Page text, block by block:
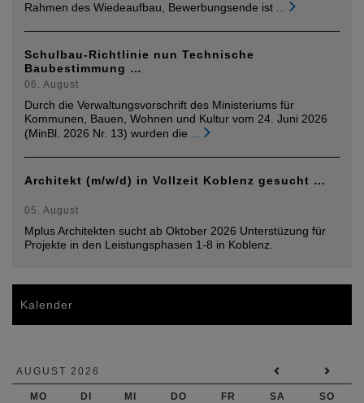
Rahmen des Wiedeaufbau, Bewerbungsende ist
Schulbau-Richtlinie nun Technische
Baubestimmung …
06. August
Durch die Verwaltungsvorschrift des Ministeriums für
Kommunen, Bauen, Wohnen und Kultur vom 24. Juni 2026
(MinBl. 2026 Nr. 13) wurden die
Architekt (m/w/d) in Vollzeit Koblenz gesucht …
05. August
Mplus Architekten sucht ab Oktober 2026 Unterstüzung für
Projekte in den Leistungsphasen 1-8 in Koblenz.
Kalender
AUGUST 2026
MO DI MI DO FR SA SO